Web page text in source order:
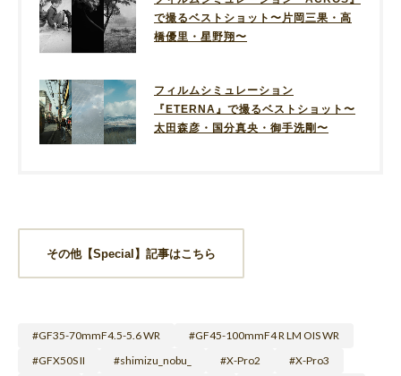
で撮るベストショット〜片岡三果・高
橋優里・星野翔〜
フィルムシミュレーション
『ETERNA』で撮るベストショット〜
太田森彦・国分真央・御手洗剛〜
その他【Special】記事はこちら
GF35-70mmF4.5-5.6 WR
GF45-100mmF4 R LM OIS WR
GFX50S II
shimizu_nobu_ X-Pro2
X-Pro3